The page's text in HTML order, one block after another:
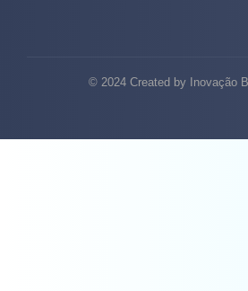
© 2024 Created by Inovação